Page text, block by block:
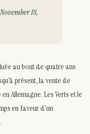
November 18,
au bout de quatre ans
présent, la vente de
Allemagne. Les Verts et le
en faveur d’un